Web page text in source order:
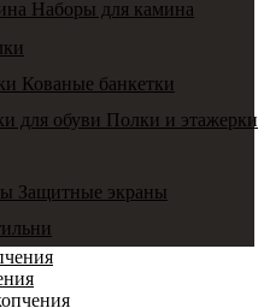
Наборы для камина
Кованые банкетки
Полки и этажерки
Защитные экраны